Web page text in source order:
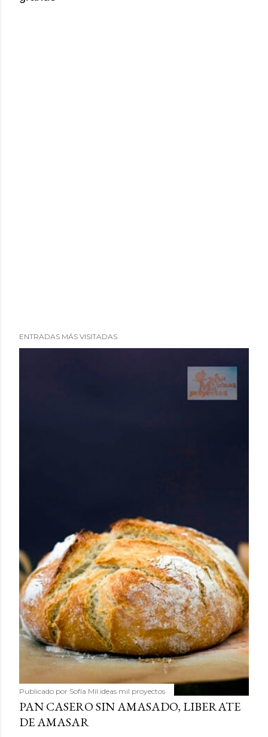
ENTRADAS MÁS VISITADAS
Publicado por Sofía Mil ideas mil proyectos
PAN CASERO SIN AMASADO, LIBERATE
DE AMASAR